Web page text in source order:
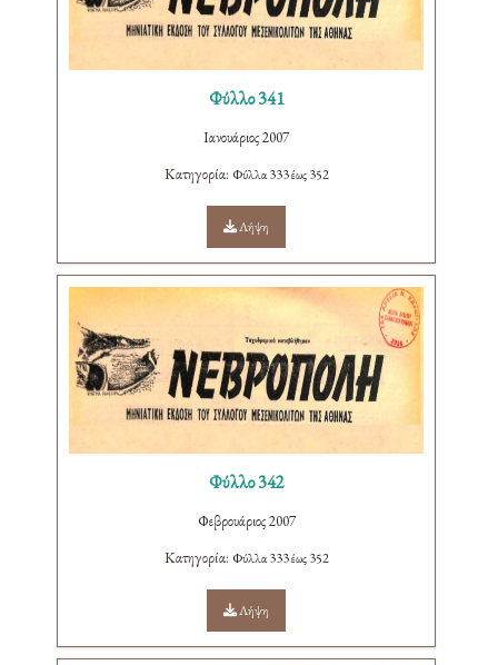
Φύλλο 341
Ιανουάριος 2007
Κατηγορία: Φύλλα 333 έως 352
Λήψη
Φύλλο 342
Φεβρουάριος 2007
Κατηγορία: Φύλλα 333 έως 352
Λήψη